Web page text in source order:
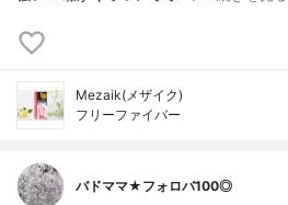
Mezaik(メザイク)
フリーファイバー
バドママ★フォロバ100◎